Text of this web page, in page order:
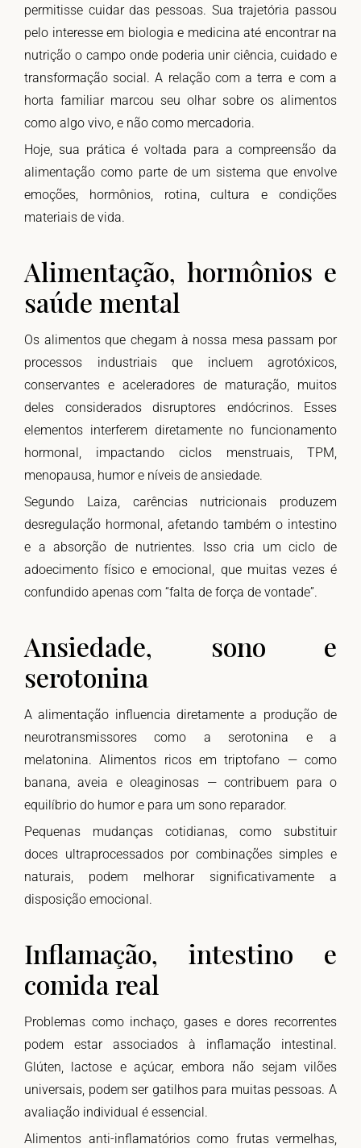
permitisse cuidar das pessoas. Sua trajetória passou
pelo interesse em biologia e medicina até encontrar na
nutrição o campo onde poderia unir ciência, cuidado e
transformação social. A relação com a terra e com a
horta familiar marcou seu olhar sobre os alimentos
como algo vivo, e não como mercadoria.
Hoje, sua prática é voltada para a compreensão da
alimentação como parte de um sistema que envolve
emoções, hormônios, rotina, cultura e condições
materiais de vida.
Alimentação, hormônios e
saúde mental
Os alimentos que chegam à nossa mesa passam por
processos industriais que incluem agrotóxicos,
conservantes e aceleradores de maturação, muitos
deles considerados disruptores endócrinos. Esses
elementos interferem diretamente no funcionamento
hormonal, impactando ciclos menstruais, TPM,
menopausa, humor e níveis de ansiedade.
Segundo Laiza, carências nutricionais produzem
desregulação hormonal, afetando também o intestino
e a absorção de nutrientes. Isso cria um ciclo de
adoecimento físico e emocional, que muitas vezes é
confundido apenas com “falta de força de vontade”.
Ansiedade, sono e
serotonina
A alimentação influencia diretamente a produção de
neurotransmissores como a serotonina e a
melatonina. Alimentos ricos em triptofano — como
banana, aveia e oleaginosas — contribuem para o
equilíbrio do humor e para um sono reparador.
Pequenas mudanças cotidianas, como substituir
doces ultraprocessados por combinações simples e
naturais, podem melhorar significativamente a
disposição emocional.
Inflamação, intestino e
comida real
Problemas como inchaço, gases e dores recorrentes
podem estar associados à inflamação intestinal.
Glúten, lactose e açúcar, embora não sejam vilões
universais, podem ser gatilhos para muitas pessoas. A
avaliação individual é essencial.
Alimentos anti-inflamatórios como frutas vermelhas,